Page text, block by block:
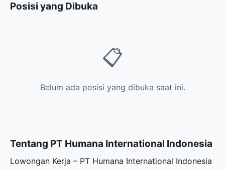
Posisi yang Dibuka
📋
Belum ada posisi yang dibuka saat ini.
Tentang PT Humana International Indonesia
Lowongan Kerja – PT Humana International Indonesia